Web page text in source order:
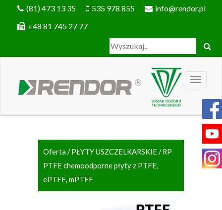
(81) 473 13 35 535 978 855
info@rendor.pl
+48 81 745 27 77
Oferta /PŁYTY USZCZELKARSKIE/ RP
PTFE chemoodporne płyty z PTFE,
ePTFE, mPTFE